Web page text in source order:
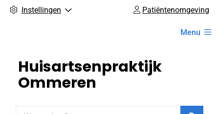
Instellingen Patiëntenomgeving
Menu
Huisartsenpraktijk
Ommeren